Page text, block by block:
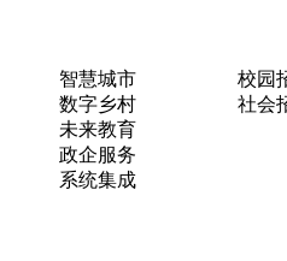
智慧城市
数字乡村
未来教育
政企服务
系统集成
校园
社会